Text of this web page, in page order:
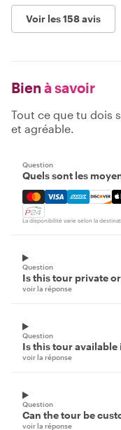
Voir les 158 avis
Bien à savoir
Tout ce que tu dois
et agréable.
Question
Quels sont les
Mastercard, Visa,
La disponibilité varie selon la
Question
Is this tour private
voir la réponse
Question
Is this tour
voir la réponse
Question
Can the tour be
voir la réponse